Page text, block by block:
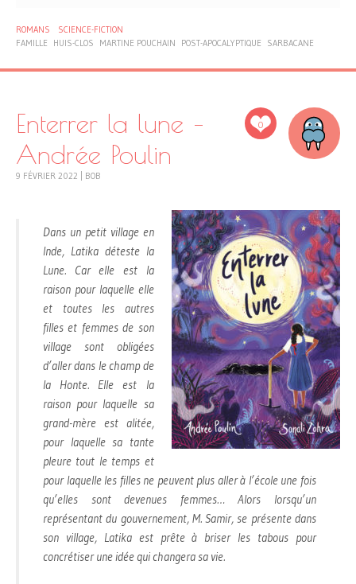
ROMANS
SCIENCE-FICTION
FAMILLE
HUIS-CLOS MARTINE POUCHAIN POST-APOCALYPTIQUE SARBACANE
0
Enterrer la lune –
Andrée Poulin
9 FÉVRIER 2022 BOB
Dans un petit village en
Inde, Latika déteste la
Lune. Car elle est la
raison pour laquelle elle
et toutes les autres
filles et femmes de son
village sont obligées
d’aller dans le champ de
la Honte. Elle est la
raison pour laquelle sa
grand-mère est alitée,
pour laquelle sa tante
pleure tout le temps et
pour laquelle les filles ne peuvent plus aller à l’école une fois
qu’elles sont devenues femmes… Alors lorsqu’un
représentant du gouvernement, M. Samir, se présente dans
son village, Latika est prête à briser les tabous pour
concrétiser une idée qui changera sa vie.